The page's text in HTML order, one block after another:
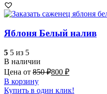
Яблоня Белый налив
5 5 из 5
В наличии
Цена от 850₽800 ₽
В корзину
Купить в один клик!